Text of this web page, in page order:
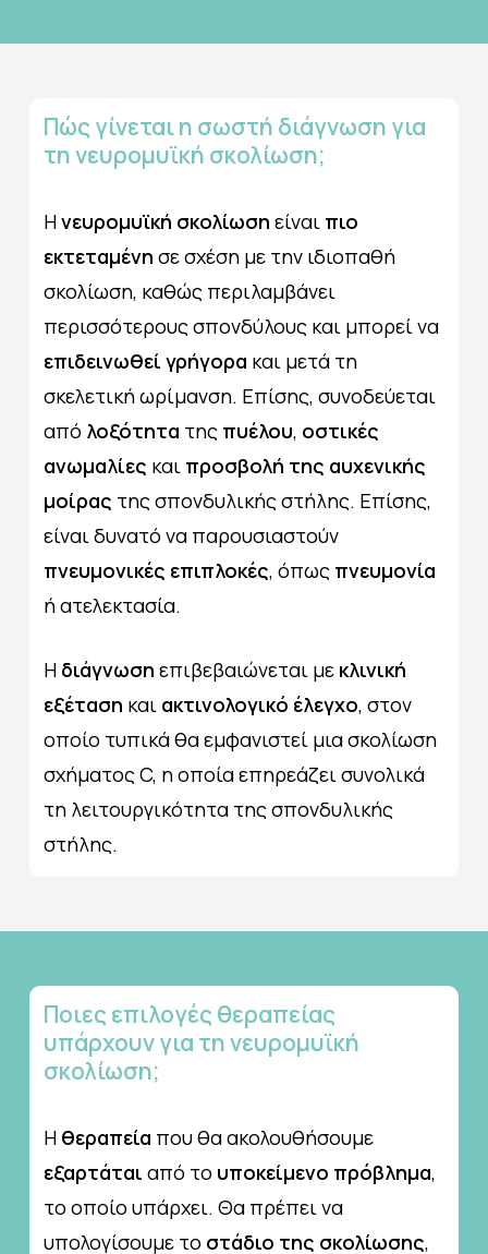
Πώς γίνεταιη σωστή διάγνωση για
τηνευρομυϊκή σκολίωση;
Ηνευρομυϊκή σκολίωση είναι πιο
εκτεταμένη σε σχέση με την ιδιοπαθή
σκολίωση, καθώς περιλαμβάνει
περισσότερους σπονδύλους και μπορεί να
επιδεινωθεί γρήγορα και μετά τη
σκελετική ωρίμανση. Επίσης, συνοδεύεται
από λοξότητα της πυέλου, οστικές
ανωμαλίες και προσβολή της αυχενικής
μοίρας της σπονδυλικής στήλης. Επίσης,
είναι δυνατό να παρουσιαστούν
πνευμονικές επιπλοκές, όπως πνευμονία
ή ατελεκτασία.
Η διάγνωση επιβεβαιώνεται με κλινική
εξέταση και ακτινολογικό έλεγχο, στον
οποίο τυπικά θα εμφανιστεί μια σκολίωση
σχήματος C, η οποία επηρεάζει συνολικά
τη λειτουργικότητα της σπονδυλικής
στήλης.
Ποιες επιλογές θεραπείας
υπάρχουνγια τηνευρομυϊκή
σκολίωση;
Η θεραπεία που θα ακολουθήσουμε
εξαρτάται από το υποκείμενο πρόβλημα,
το οποίο υπάρχει. Θα πρέπει να
υπολογίσουμε το στάδιο της σκολίωσης,